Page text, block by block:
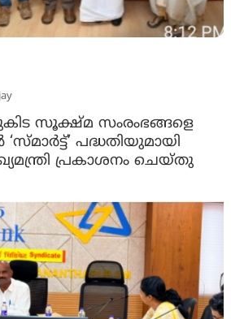
സൂക്ഷ്മ സംരംഭങ്ങളെ
പദ്ധതിയുമായി
പ്രകാശനം ചെയ്തു